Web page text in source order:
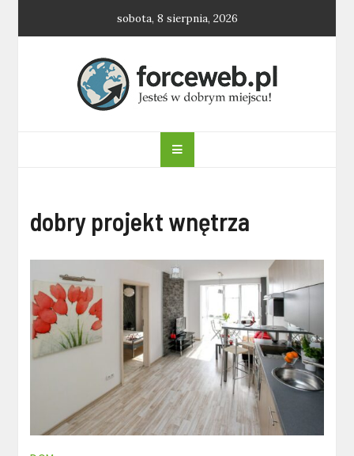
sobota, 8 sierpnia, 2026
forceweb.pl
dobry projekt wnętrza